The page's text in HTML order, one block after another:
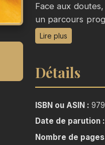
Face aux
un parcours
et la cultiver au
pratiques, sans
— Identifier les
— Différencier
Lire plus
Détails
ISBN ou ASIN :
Date de parution :
Nombre de